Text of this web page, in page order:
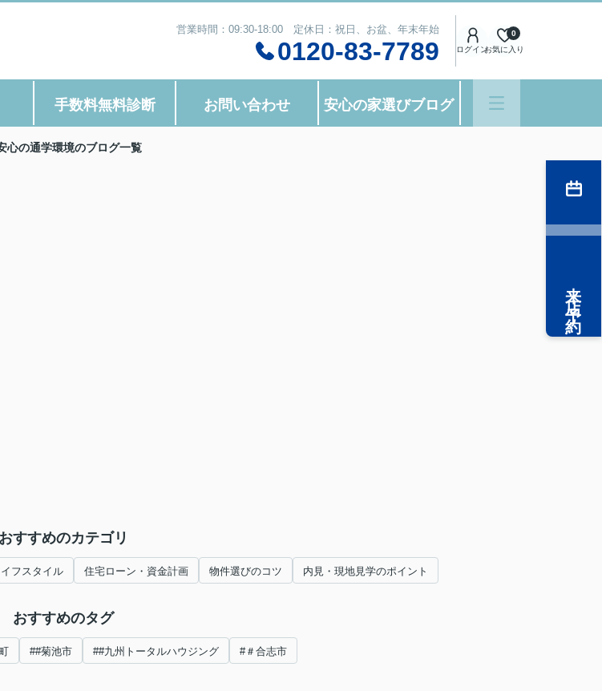
営業時間：09:30-18:00 定休日：祝日、お盆、年末年始
0120-83-7789 ログインお気に入り
0
手数料無料診断 お問い合わせ 安心の家選びブログ
心の通学環境のブログ一覧
おすすめのカテゴリ
フスタイル 住宅ローン・資金計画 物件選びのコツ 内見・現地見学のポイント
おすすめのタグ
##菊池市 ##九州トータルハウジング #＃合志市
来店予約